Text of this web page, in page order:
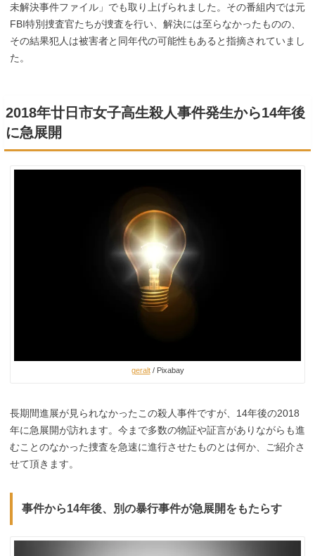
未解決事件ファイル」でも取り上げられました。その番組内では元
FBI特別捜査官たちが捜査を行い、解決には至らなかったものの、
その結果犯人は被害者と同年代の可能性もあると指摘されていまし
た。
2018年廿日市女子高生殺人事件発生から14年後
に急展開
geralt/ Pixabay
長期間進展が見られなかったこの殺人事件ですが、14年後の2018
年に急展開が訪れます。今まで多数の物証や証言がありながらも進
むことのなかった捜査を急速に進行させたものとは何か、ご紹介さ
せて頂きます。
事件から14年後、別の暴行事件が急展開をもたらす